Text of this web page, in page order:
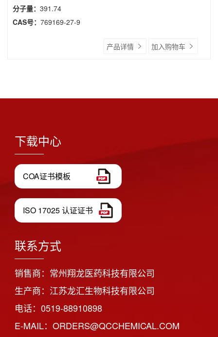
分子量： 391.74
CAS号： 769169-27-9
产品详情 加入购物车
下载中心
COA证书模板
ISO 17025 认证证书
联系方式
销售商：常州翔龙医药科技有限公司
生产商：江苏龙汇生物科技有限公司
电话：0519-88910898
E-MAIL：ORDERS@QCCHEMICAL.COM